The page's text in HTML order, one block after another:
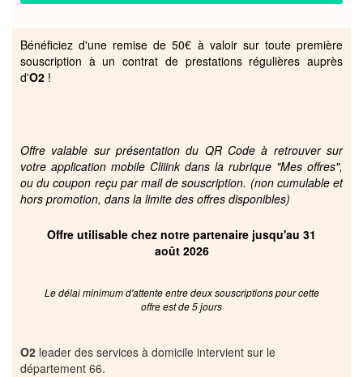
Bénéficiez d'une remise de 50€ à valoir sur toute première
souscription à un contrat de prestations régulières auprès
d'O2 !
Offre valable sur présentation du QR Code à retrouver sur
votre application mobile Cliiink dans la rubrique "Mes offres",
ou du coupon reçu par mail de souscription. (non cumulable et
hors promotion, dans la limite des offres disponibles)
Offre utilisable chez notre partenaire jusqu'au 31
août 2026
Le délai minimum d'attente entre deux souscriptions pour cette
offre est de 5 jours
O2 leader des services à domicile intervient sur le
département 66.